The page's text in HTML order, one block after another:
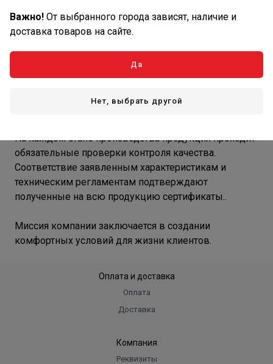
Rexfaber— российский производитель расходных
материалов и комплектующих для
кондиционирования, вентиляции и холодильного
проектировщики, специалисты высоких разрядов с
На каждом этапе производства продукция проходит
обязательные проверки контроля качества.
Соответствие заявленным характеристикам и
техническим регламентам подтверждают
полученные на всю продукцию сертификаты..
Миссия компании заключается в создании
комфортных условий для жизни клиентов.
Оплата и доставка
Оплата
Доставка
Компания
Реквизиты
Важно! От выбранного города зависят, наличие и
доставка товаров на сайте.
Да
Нет, выбрать другой